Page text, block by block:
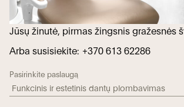
Jūsų žinutė, pirmas žingsnis gražesnės
Arba susisiekite: +370 613 62286
Pasirinkite paslaugą